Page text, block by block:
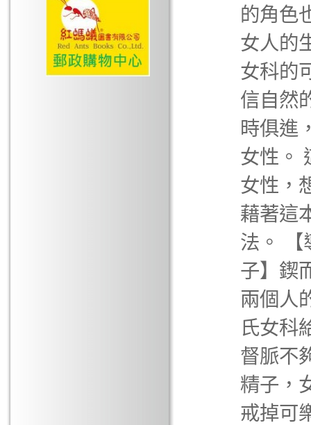
的角色
女人的
女科的
信自然
時俱進
女性。
女性，
藉著這
法。 【
子】鍥
兩個人
氏女科
督脈不
精子，
戒掉可